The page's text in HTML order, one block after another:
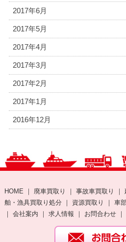
2017年6月
2017年5月
2017年4月
2017年3月
2017年2月
2017年1月
2016年12月
HOME ｜ 廃車買取り ｜ 事故車買取り ｜
舶・漁具買取り処分 ｜ 資源買取り ｜ 車
｜ 会社案内 ｜ 求人情報 ｜ お問合わせ｜